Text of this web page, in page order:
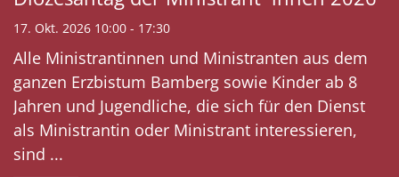
17. Okt. 2026 10:00 - 17:30
Alle Ministrantinnen und Ministranten aus dem
ganzen Erzbistum Bamberg sowie Kinder ab 8
Jahren und Jugendliche, die sich für den Dienst
als Ministrantin oder Ministrant interessieren,
sind ...